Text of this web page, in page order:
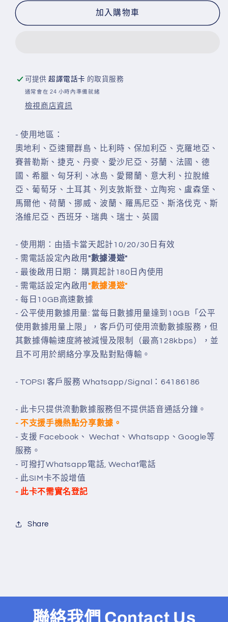
題
無
限
網
卡
數
量
減
少
題
無
卡
數
量
增
加
加入購物車
可提供超譯電話卡 的取貨服務
通常會在 24 小時內準備就緒
檢視商店資訊
- 使用地區：
奧地利、亞速爾群島、比利時、保加利亞、克羅地亞 、
賽普勒斯、捷克、丹麥、愛沙尼亞、芬蘭、法國、德
國、希臘、匈牙利
、冰島、愛爾蘭、意大利、拉脫維
亞、葡萄牙、土耳其、列支敦斯登 、立陶宛、盧森堡、
馬爾他、荷蘭、挪威、波蘭、羅馬尼亞、斯洛伐克 、斯
洛維尼亞、西班牙、瑞典、瑞士、英國
- 使用期：由插卡當天起計10/20/30日有效
- 需電話設定內啟用"數據漫遊"
- 最後啟用日期： 購買起計180日內使用
- 需電話設定內啟用"數據漫遊"
- 每日10GB高速數據
- 公平使用數據用量: 當每日數據用量達到10GB「公平
使用數據用量上限」，客戶仍可使用流動數據服務，但
其數據傳輸速度將被減慢及限制（最高128kbps），並
且不可用於網絡分享及點對點傳輸。
- TOPSI 客戶服務 Whatsapp/Signal：64186186
- 此卡只提供流動數據服務但不提供語音通話分鐘。
- 不支援手機熱點分享數據。
- 支援 Facebook、 Wechat、Whatsapp、Google等
服務。
- 可撥打Whatsapp電話, Wechat電話
- 此SIM卡不設增值
- 此卡不需實名登記
Share
聯絡我們 Contact Us